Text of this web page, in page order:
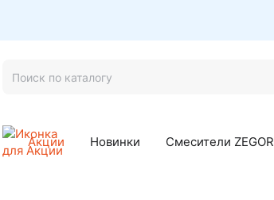
Акции Новинки Смесители ZEGOR